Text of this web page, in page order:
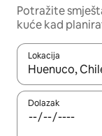
Potražite
kuće kad
Lokacija
Kada budu
Dolazak